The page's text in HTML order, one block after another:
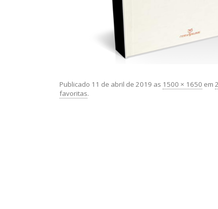
Publicado 11 de abril de 2019 as 1500 × 1650 em
favoritas.